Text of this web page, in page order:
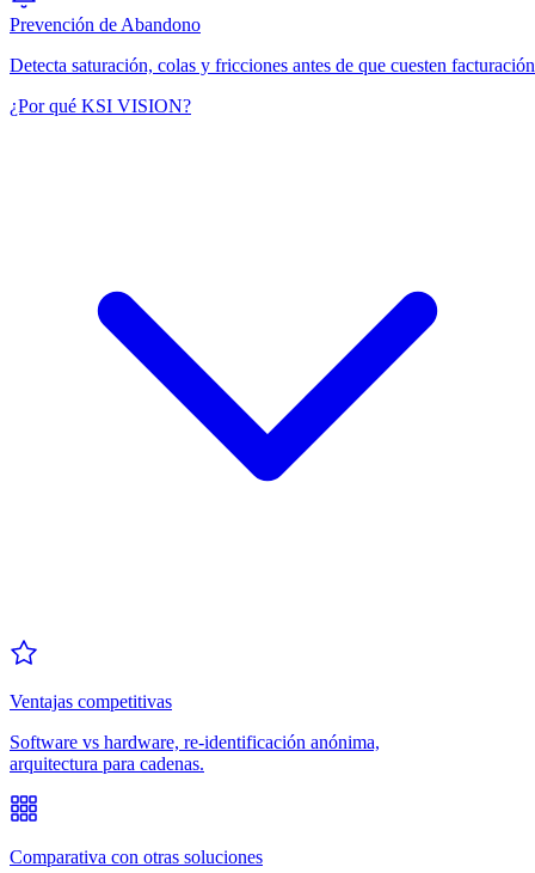
Prevención de Abandono
Detecta saturación, colas y fricciones antes de que cuesten
¿Por qué KSI VISION?
Ventajas competitivas
Software vs hardware, re-identificación anónima,
arquitectura para cadenas.
Comparativa con otras soluciones